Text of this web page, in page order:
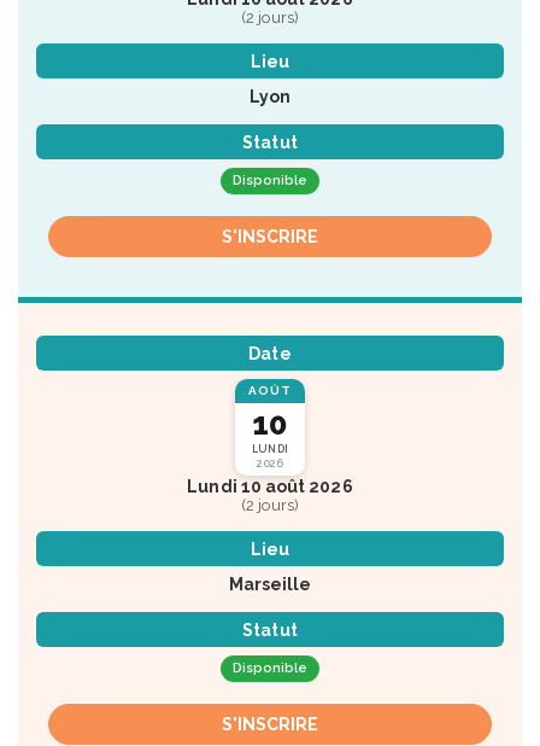
(2 jours)
Lieu
Lyon
Statut
Disponible
S'INSCRIRE
Date
AOÛT
10
LUNDI
2026
Lundi 10 août 2026
(2 jours)
Lieu
Marseille
Statut
Disponible
S'INSCRIRE